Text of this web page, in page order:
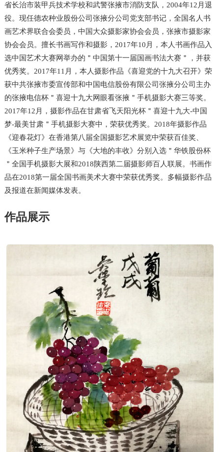
省长治市装甲兵技术学校和武警张掖市消防支队，2004年12月退
役。现任德农种业股份公司张掖分公司党支部书记，全国名人书
画艺术界联合会委员，中国大众摄影家协会会员，张掖市摄影家
协会会员。擅长书画写作和摄影，2017年10月，本人书画作品入
选中国艺术大赛网举办的＂中国第十一届国画书法大赛＂，并获
优秀奖。2017年11月，本人摄影作品《喜迎党的十九大召开》荣
获中共张掖市委宣传部和中国电信股份有限公司张掖分公司主办
的张掖电信杯＂喜迎十九大网眼看张掖＂手机摄影大赛三等奖。
2017年12月，摄影作品在甘肃省飞天阳光杯＂喜迎十九大-中国
梦-最美甘肃＂手机摄影大赛中，荣获优秀奖。2018年摄影作品
《迎春花灯》在香港第八届全国摄影艺术展览中荣获百佳奖、
《玉米种子生产场景》与《大地的丰收》分别入选＂华铁股份杯
＂全国手机摄影大展和2018陕西第二届摄影师百人联展。书画作
品在2018第一届全国书画美术大赛中荣获优秀奖。多幅摄影作品
及报道在新闻媒体发表。
作品展示